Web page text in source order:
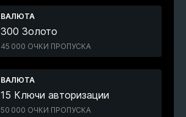
ВАЛЮТА
300 Золото
45 000 ОЧКИ ПРОПУСКА
ВАЛЮТА
15 Ключи авторизации
50 000 ОЧКИ ПРОПУСКА